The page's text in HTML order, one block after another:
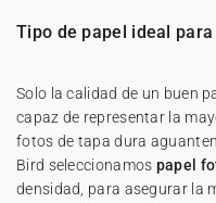
Tipo de papel ideal
Solo la calidad de un buen
capaz de representar la
fotos de tapa dura
Bird seleccionamos papel
densidad, para asegurar la